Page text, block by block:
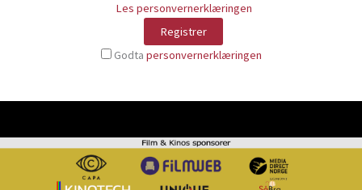
Les personvernerklæringen
Godta personvernerklæringen